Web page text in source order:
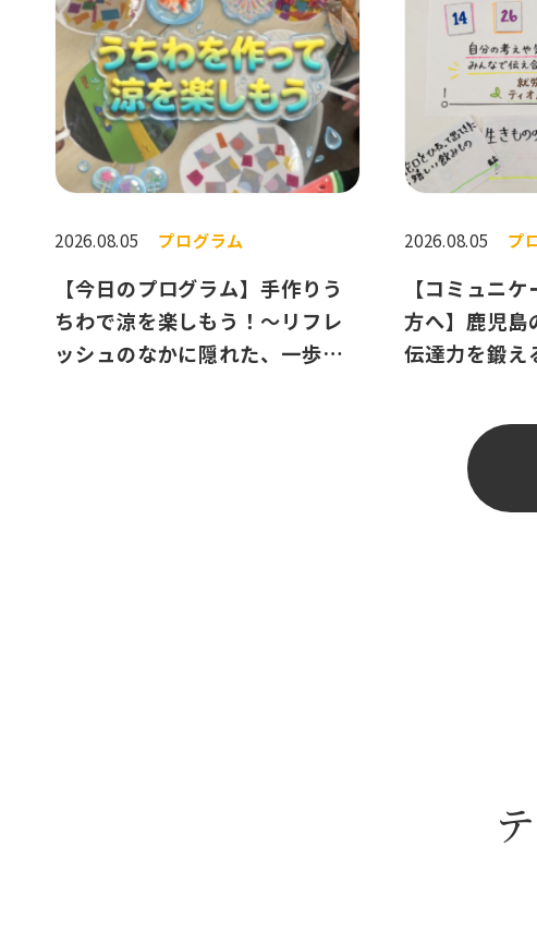
2026.08.05 プログラム
【今日のプログラム】手作りう
ちわで涼を楽しもう！〜リフレ
ッシュのなかに隠れた、一歩進
2026.08.05 プ
【コミュニ
方へ】鹿児島
伝達力を鍛